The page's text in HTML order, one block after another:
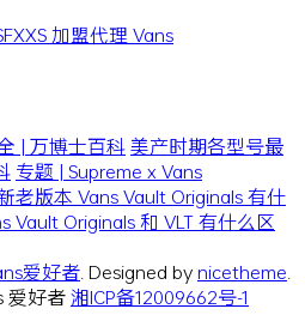
加盟代理 Vans
| 万博士百科美产时期各型号最
专题 | Supreme x Vans
老版本 Vans Vault Originals 有什
Vault Originals 和 VLT 有什么区
爱好者 . Designed bynicetheme
爱好者湘ICP备12009662号-1